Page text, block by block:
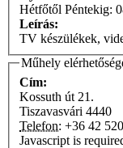
Hétfőtől Péntekig:
Leírás:
TV készülékek,
Műhely
Cím:
Kossuth út 21.
Tiszavasvári 4440
Telefon: +36 42
Javascript is